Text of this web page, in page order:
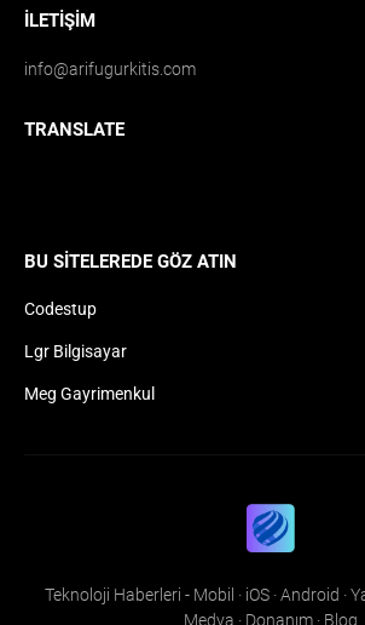
İLETIŞIM
info@arifugurkitis.com
TRANSLATE
BU SITELEREDE GÖZ ATIN
Codestup
Lgr Bilgisayar
Meg Gayrimenkul
Teknoloji Haberleri - Mobil · iOS · Android ·
Medya · Donanım · Blog